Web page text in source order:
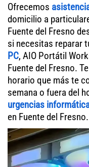
Ofrecemos
domicilio a
Fuente del Fresno
si necesitas reparar
PC, AIO Portátil
Fuente del Fresno.
horario que más te
semana o fuera del
urgencias
en Fuente del Fresno.